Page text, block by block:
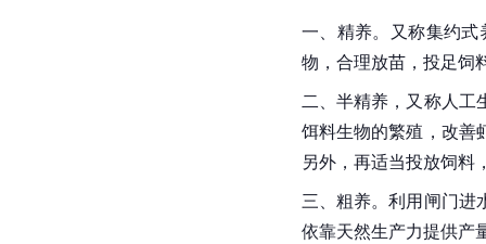
一、精养。又称集约
物，合理放苗，投足饲
二、半精养，又称人工
饵料生物的繁殖，改善
另外，再适当投放饲料
三、粗养。利用闸门进
依靠天然生产力提供产